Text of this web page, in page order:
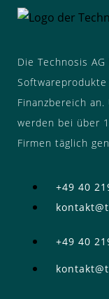
Die Technosis
Finanzbereich
werden bei über
Firmen täglich
+49 40
+49 40